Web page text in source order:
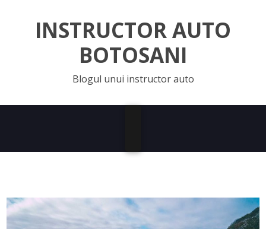
INSTRUCTOR AUTO
BOTOSANI
Blogul unui instructor auto